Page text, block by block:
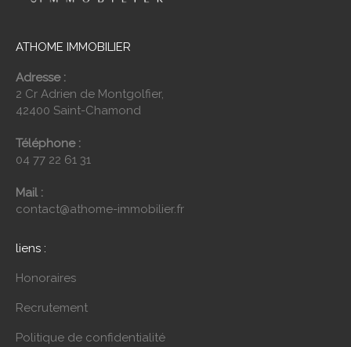
ATHOME IMMOBILIER
Adresse :
2 Cr Adrien de Montgolfier,
42400 Saint-Chamond
Téléphone :
04 77 22 61 31
Mail :
contact@athome-immobilier.fr
liens :
Honoraires
Recrutement
Politique de confidentialité